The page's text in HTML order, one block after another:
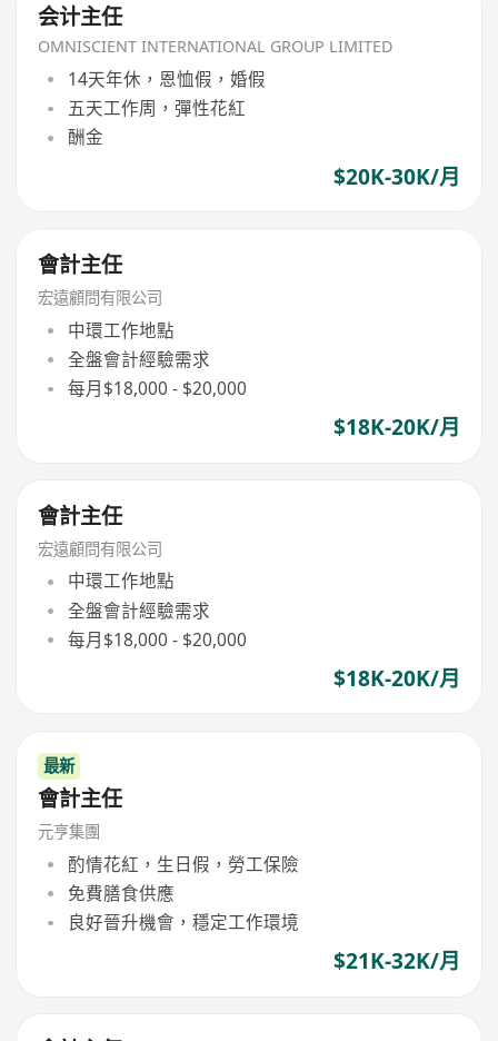
会计主任
OMNISCIENT INTERNATIONAL GROUP LIMITED
14天年休，恩恤假，婚假
五天工作周，彈性花紅
酬金
$20K-30K/月
會計主任
宏遠顧問有限公司
中環工作地點
全盤會計經驗需求
每月$18,000 - $20,000
$18K-20K/月
會計主任
宏遠顧問有限公司
中環工作地點
全盤會計經驗需求
每月$18,000 - $20,000
$18K-20K/月
最新
會計主任
元亨集團
酌情花紅，生日假，勞工保險
免費膳食供應
良好晉升機會，穩定工作環境
$21K-32K/月